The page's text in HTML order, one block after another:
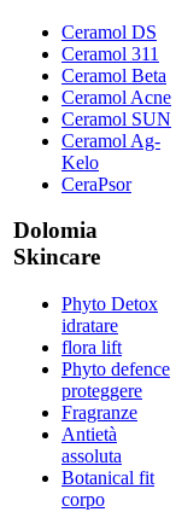
Ceramol DS
Ceramol 311
Ceramol Beta
Ceramol Acne
Ceramol SUN
Ceramol Ag-
Kelo
CeraPsor
Dolomia
Skincare
Phyto Detox
idratare
flora lift
Phyto defence
proteggere
Fragranze
Antietà
assoluta
Botanical fit
corpo